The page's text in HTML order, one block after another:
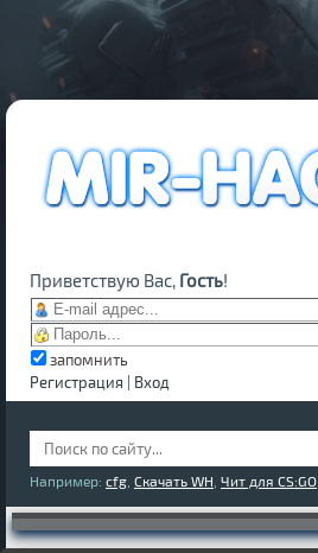
Например: cfg Скачать WH Чит для CS:GO
Приветствую Вас, Гость!
запомнить
Регистрация
Вход